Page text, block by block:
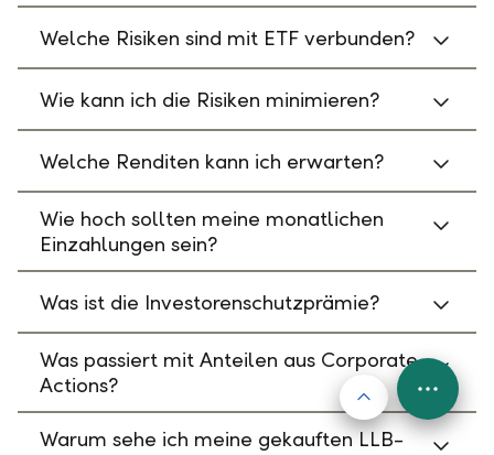
Welche Risiken sind mit ETF verbunden?
Wie kann ich die Risiken minimieren?
Welche Renditen kann ich erwarten?
Wie hoch sollten meine monatlichen
Einzahlungen sein?
Was ist die Investorenschutzprämie?
Was passiert mit Anteilen aus Corporate
Actions?
Warum sehe ich meine gekauften LLB-
Nach oben
FAB
Menu